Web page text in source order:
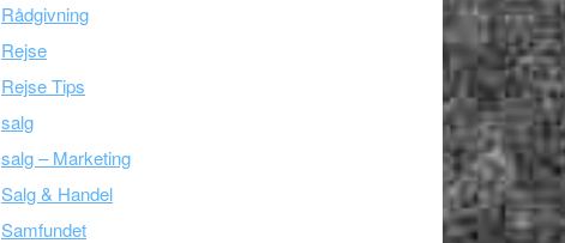
Rådgivning
Rejse
Rejse Tips
salg
salg – Marketing
Salg & Handel
Samfundet